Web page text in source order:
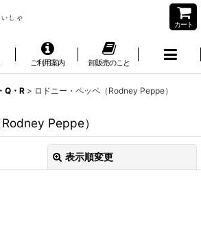
カート
ご利用案内 卸販売のこと
Q・R > ロドニー・ペッペ（Rodney Peppe）
Peppe）
表示順変更